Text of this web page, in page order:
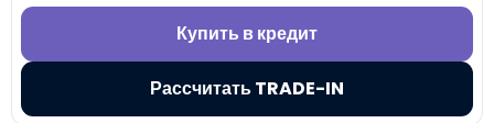
Купить в кредит
Рассчитать TRADE-IN